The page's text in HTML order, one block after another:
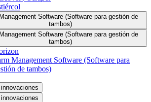
Software (Software para gestión de
tambos)
Software (Software para gestión de
tambos)
Management Software (Software para
de tambos)